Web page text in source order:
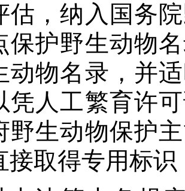
估，纳入国务
保护野生动物
动物名录，并
凭人工繁育许
野生动物保护
接取得专用标